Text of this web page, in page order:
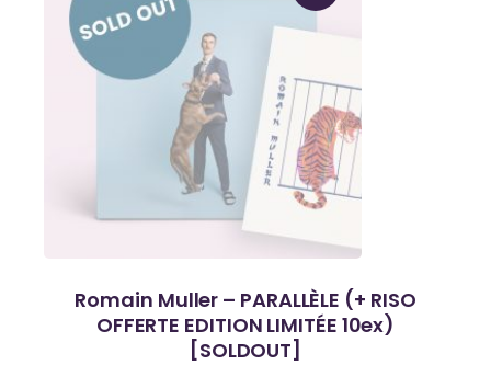
Romain Muller – PARALLÈLE (+ RISO
OFFERTE EDITION LIMITÉE 10ex)
[SOLDOUT]